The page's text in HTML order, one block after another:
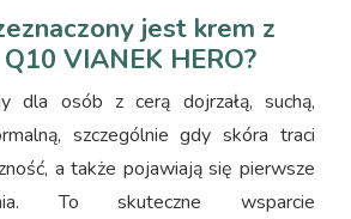
jest krem z
VIANEK HERO?
dla osób z cerą dojrzałą, suchą,
szczególnie gdy skóra traci
a także pojawiają się pierwsze
To skuteczne wsparcie